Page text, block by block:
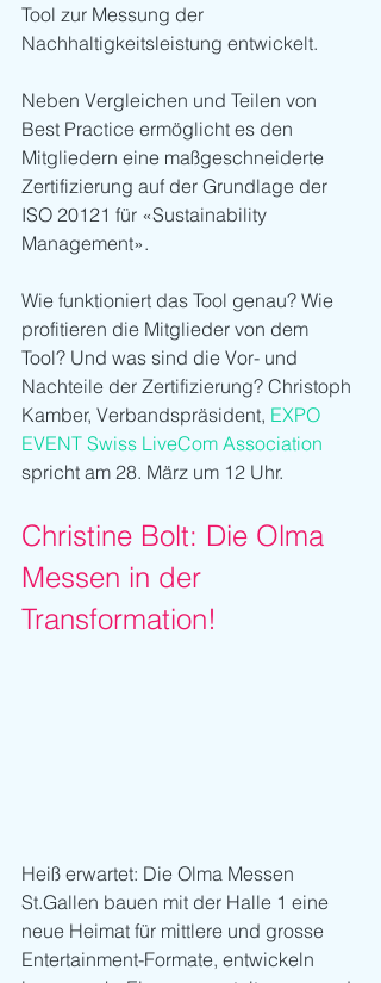
Tool zur Messung der
Nachhaltigkeitsleistung entwickelt.
Neben Vergleichen und Teilen von
Best Practice ermöglicht es den
Mitgliedern eine maßgeschneiderte
Zertifizierung auf der Grundlage der
ISO 20121 für «Sustainability
Management».
Wie funktioniert das Tool genau? Wie
profitieren die Mitglieder von dem
Tool? Und was sind die Vor- und
Nachteile der Zertifizierung? Christoph
Kamber, Verbandspräsident, EXPO
EVENT Swiss LiveCom Association
spricht am 28. März um 12 Uhr.
Christine Bolt: Die Olma
Messen in der
Transformation!
Heiß erwartet: Die Olma Messen
St.Gallen bauen mit der Halle 1 eine
neue Heimat für mittlere und grosse
Entertainment-Formate, entwickeln